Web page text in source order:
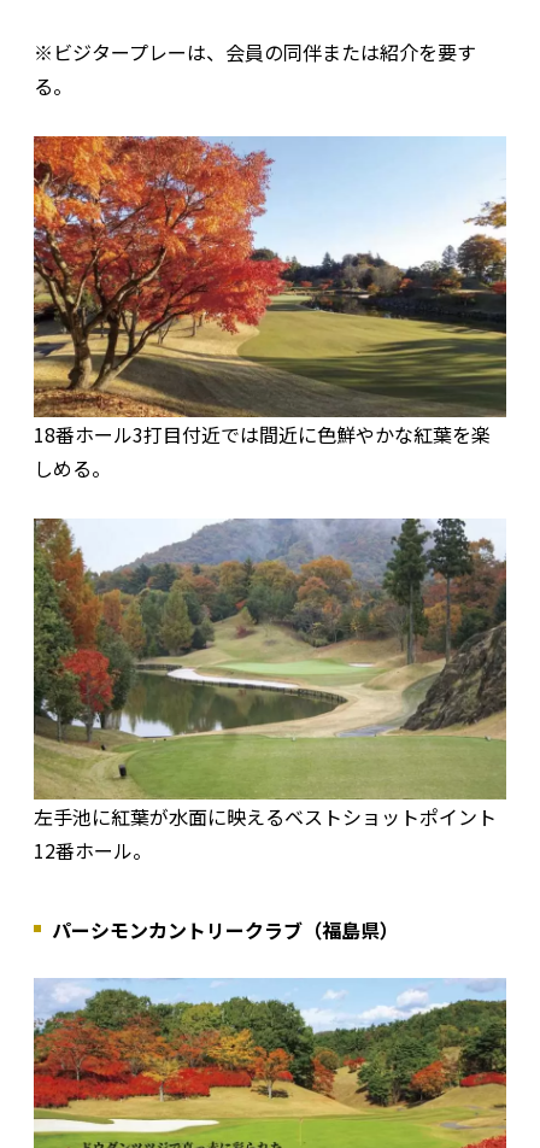
※ビジタープレーは、会員の同伴または紹介を要す
る。
18番ホール3打目付近では間近に色鮮やかな紅葉を楽
しめる。
左手池に紅葉が水面に映えるベストショットポイント
12番ホール。
パーシモンカントリークラブ（福島県）